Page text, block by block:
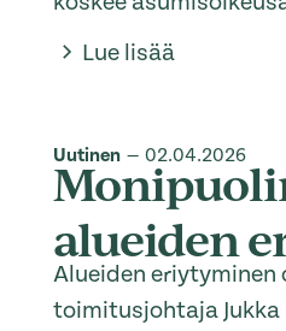
Lue lisää
Uutinen — 02.04.2026
alueiden
Alueiden eriytyminen
toimitusjohtaja Jukka